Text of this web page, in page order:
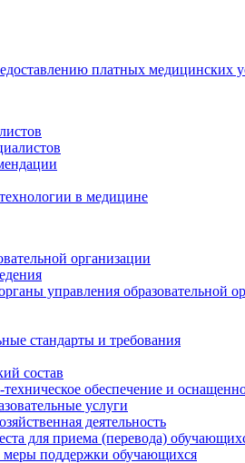
платных медицинских
в медицине
организации
управления образовательной
стандарты и требования
состав
обеспечение и
услуги
деятельность
для приема (перевода)
поддержки обучающихся